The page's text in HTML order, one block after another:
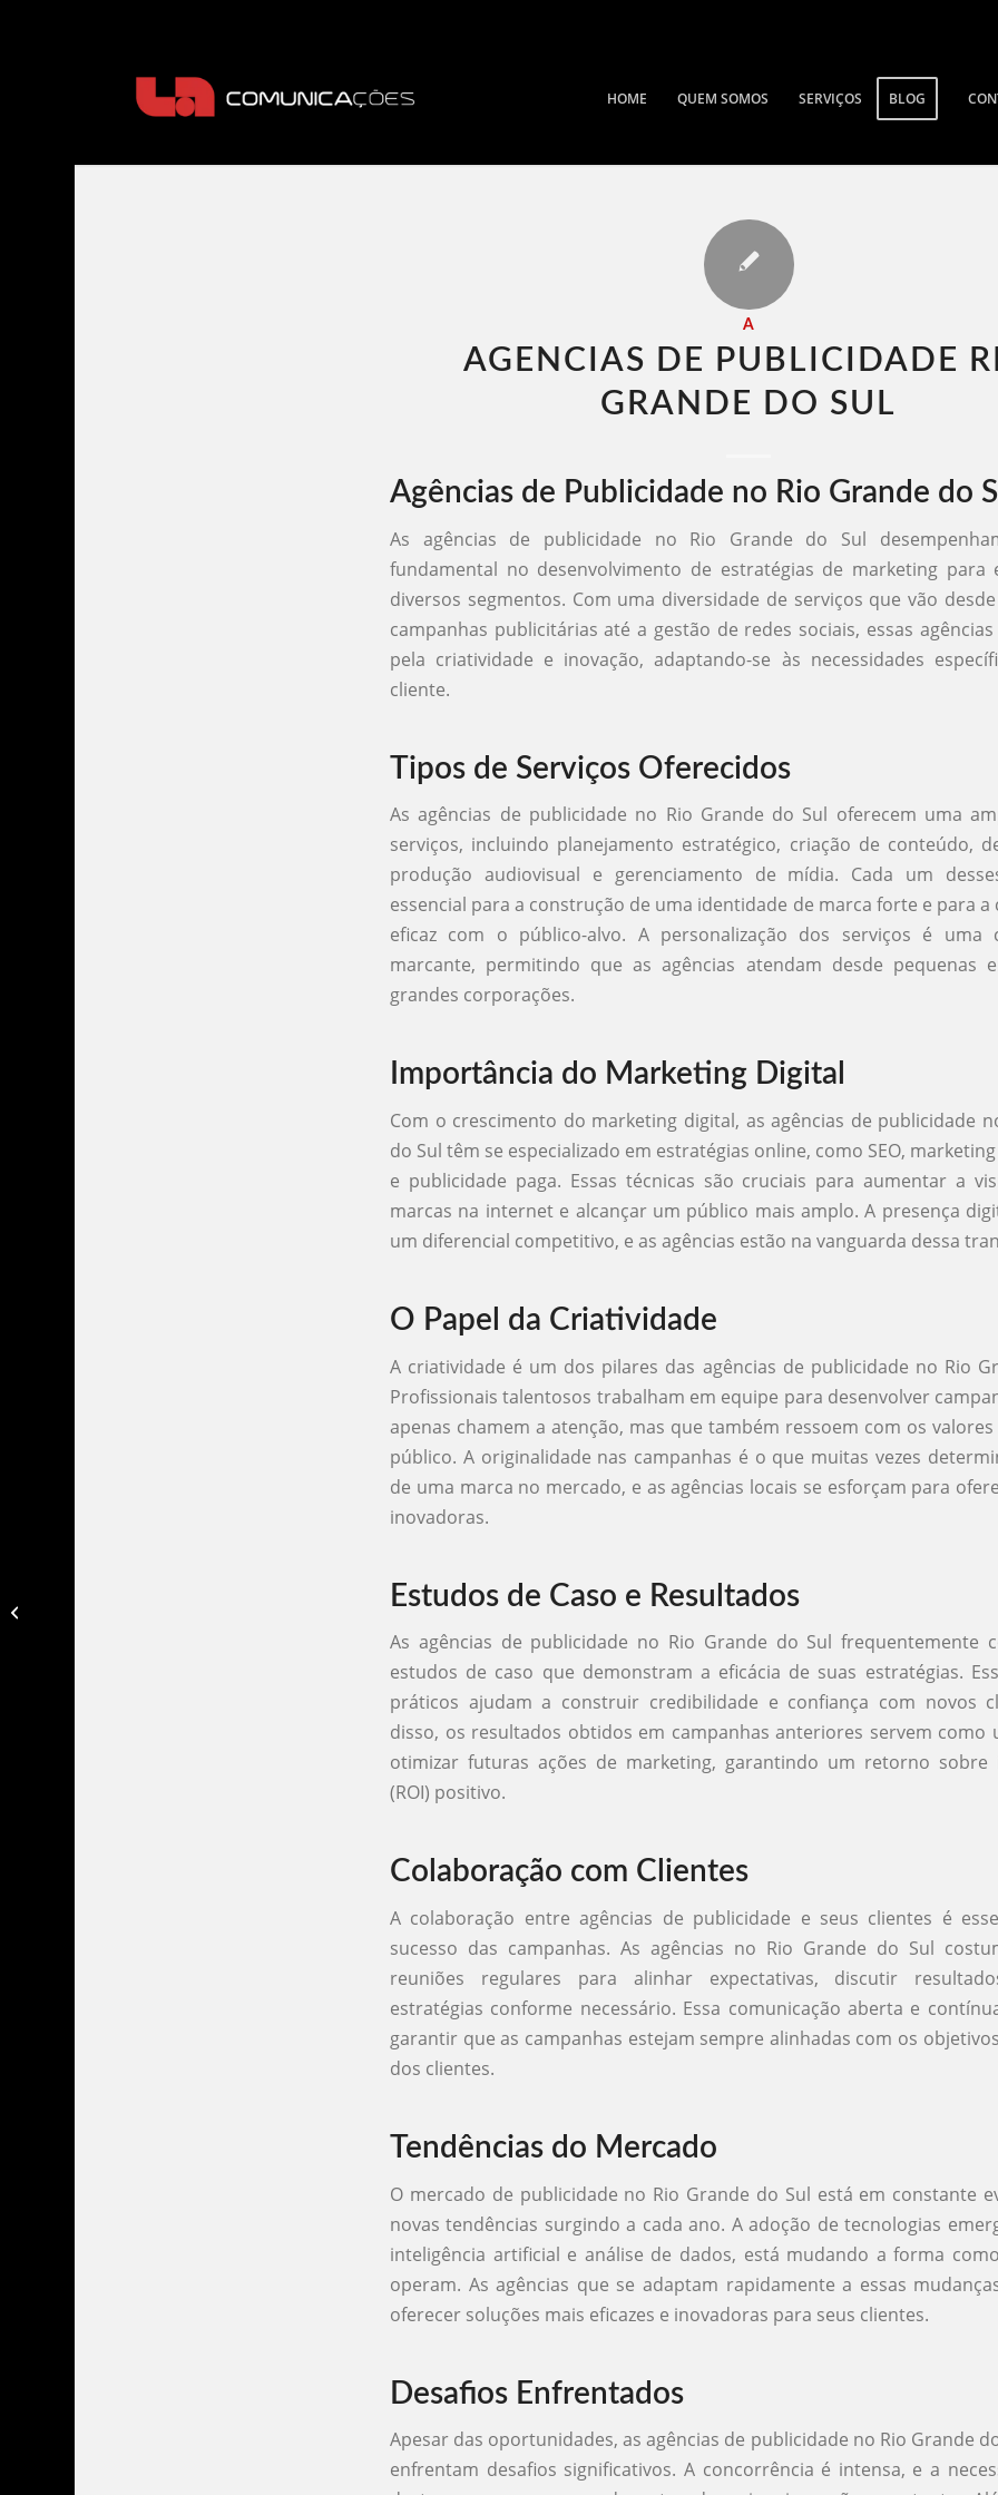
HOME QUEM SOMOS SERVIÇOS BLOG
A
AGENCIAS DE PUBLICIDADE
GRANDE DO SUL​
Agências de Publicidade no Rio Grande do
As agências de publicidade no Rio Grande do Sul
fundamental no desenvolvimento de estratégias de marketing para
diversos segmentos. Com uma diversidade de serviços que vão
campanhas publicitárias até a gestão de redes sociais, essas
pela criatividade e inovação, adaptando-se às necessidades
cliente.
Tipos de Serviços Oferecidos
As agências de publicidade no Rio Grande do Sul oferecem uma
serviços, incluindo planejamento estratégico, criação de conteúdo,
produção audiovisual e gerenciamento de mídia. Cada um
essencial para a construção de uma identidade de marca forte e para a
eficaz com o público-alvo. A personalização dos serviços é uma
marcante, permitindo que as agências atendam desde pequenas
grandes corporações.
Importância do Marketing Digital
Com o crescimento do marketing digital, as agências de publicidade
do Sul têm se especializado em estratégias online, como SEO,
e publicidade paga. Essas técnicas são cruciais para aumentar a
marcas na internet e alcançar um público mais amplo. A presença
um diferencial competitivo, e as agências estão na vanguarda dessa
O Papel da Criatividade
A criatividade é um dos pilares das agências de publicidade no Rio
Profissionais talentosos trabalham em equipe para desenvolver
apenas chamem a atenção, mas que também ressoem com os
público. A originalidade nas campanhas é o que muitas vezes
de uma marca no mercado, e as agências locais se esforçam para
inovadoras.
Estudos de Caso e Resultados
As agências de publicidade no Rio Grande do Sul frequentemente
estudos de caso que demonstram a eficácia de suas estratégias.
práticos ajudam a construir credibilidade e confiança com novos
disso, os resultados obtidos em campanhas anteriores servem como
otimizar futuras ações de marketing, garantindo um retorno sobre
(ROI) positivo.
Colaboração com Clientes
A colaboração entre agências de publicidade e seus clientes é
sucesso das campanhas. As agências no Rio Grande do Sul
reuniões regulares para alinhar expectativas, discutir
estratégias conforme necessário. Essa comunicação aberta e
garantir que as campanhas estejam sempre alinhadas com os
dos clientes.
Tendências do Mercado
O mercado de publicidade no Rio Grande do Sul está em constante
novas tendências surgindo a cada ano. A adoção de tecnologias
inteligência artificial e análise de dados, está mudando a forma
operam. As agências que se adaptam rapidamente a essas
oferecer soluções mais eficazes e inovadoras para seus clientes.
Desafios Enfrentados
Apesar das oportunidades, as agências de publicidade no Rio Grande
enfrentam desafios significativos. A concorrência é intensa, e a